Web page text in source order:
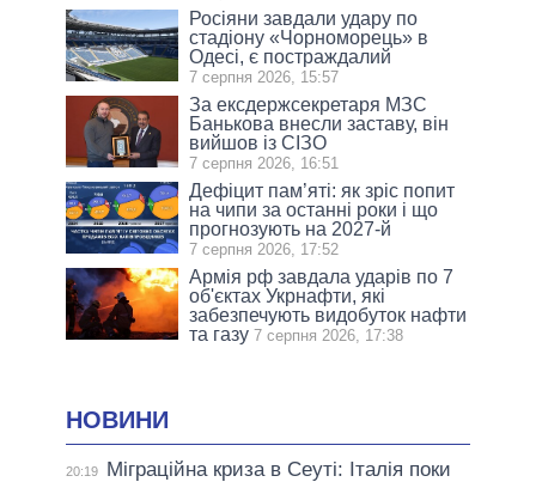
Росіяни завдали удару по
стадіону «Чорноморець» в
Одесі, є постраждалий
7 серпня 2026, 15:57
За ексдержсекретаря МЗС
Банькова внесли заставу, він
вийшов із СІЗО
7 серпня 2026, 16:51
Дефіцит пам’яті: як зріс попит
на чипи за останні роки і що
прогнозують на 2027-й
7 серпня 2026, 17:52
Армія рф завдала ударів по 7
об'єктах Укрнафти, які
забезпечують видобуток нафти
та газу 7 серпня 2026, 17:38
НОВИНИ
20:19
Міграційна криза в Сеуті: Італія поки